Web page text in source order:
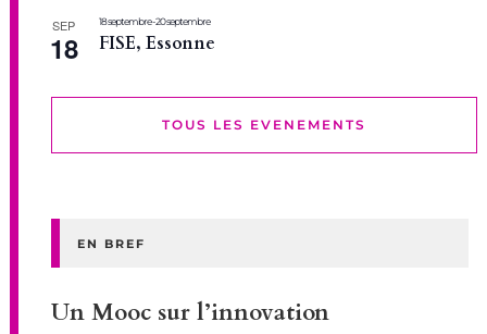
SEP
18
18 septembre-20 septembre
FISE, Essonne
TOUS LES EVENEMENTS
EN BREF
Un Mooc sur l’innovation